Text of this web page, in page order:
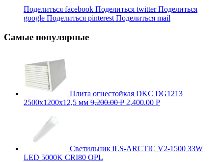
Поделиться facebook Поделиться twitterПоделиться
google Поделиться pinterest Поделиться mail
Самые популярные
Плита огнестойкая DKC DG1213
2500х1200х12,5 мм 9,200.00Р 2,400.00 Р
Светильник iLS-ARCTIC V2-1500 33W
LED 5000K CRI80 OPL